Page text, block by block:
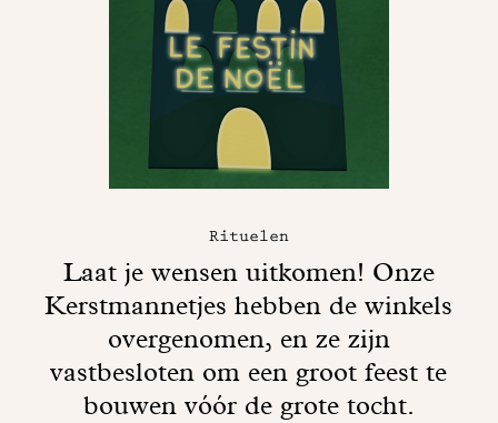
Rituelen
Laat je wensen uitkomen! Onze
Kerstmannetjes hebben de winkels
overgenomen, en ze zijn
vastbesloten om een groot feest te
bouwen vóór de grote tocht.